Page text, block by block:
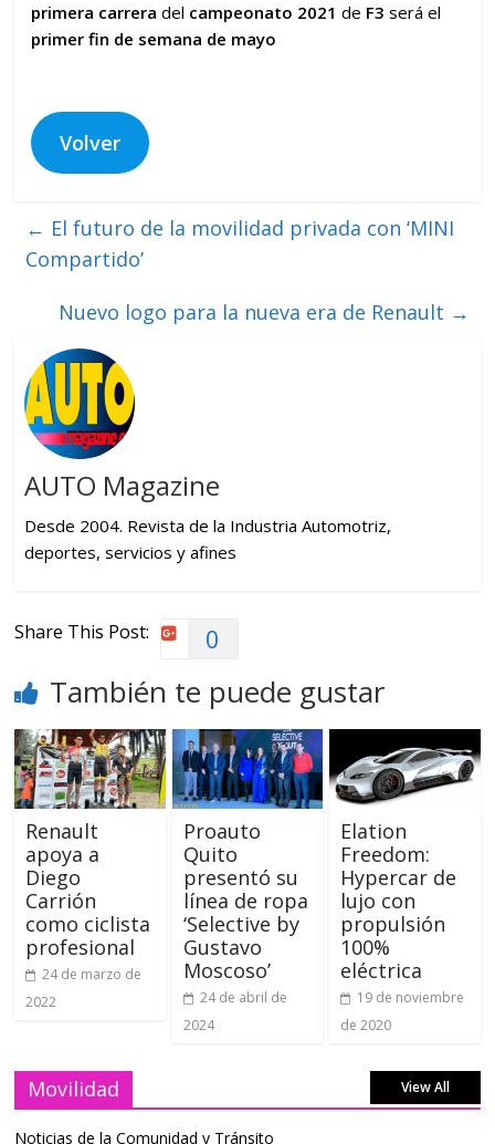
primera carrera del campeonato 2021 de F3 será el
primer fin de semana de mayo
Volver
← El futuro de la movilidad privada con ‘MINI
Compartido’
Nuevo logo para la nueva era de Renault →
AUTO Magazine
Desde 2004. Revista de la Industria Automotriz,
deportes, servicios y afines
Share This Post: 0
También te puede gustar
Renault
apoya a
Diego
Carrión
como ciclista
profesional
24 de marzo de
2022
Proauto
Quito
presentó su
línea de ropa
‘Selective by
Gustavo
Moscoso’
24 de abril de
2024
Elation
Freedom:
Hypercar de
lujo con
propulsión
100%
eléctrica
19 de noviembre
de 2020
Movilidad View All
Noticias de la Comunidad y Tránsito